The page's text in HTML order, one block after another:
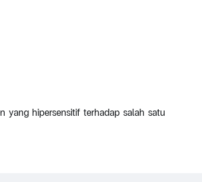
yang hipersensitif terhadap salah satu